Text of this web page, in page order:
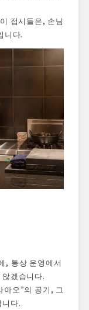
접시들은, 손님
니다.
, 통상 운영에서
겠습니다.
아오”의 공기, 그
다.